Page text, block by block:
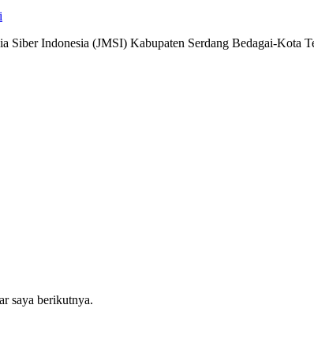
Indonesia (JMSI) Kabupaten Serdang Bedagai-Kota
saya berikutnya.